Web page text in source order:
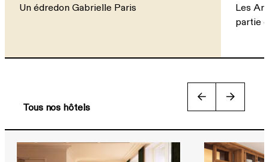
Un édredon Gabrielle Paris
Les
partie
Tous nos hôtels